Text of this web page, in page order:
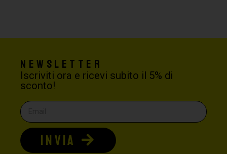
Newsletter
Iscriviti ora e ricevi subito il 5% di
sconto!
INVIA